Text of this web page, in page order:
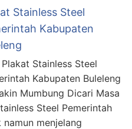
Stainless Steel
Kabupaten
Stainless Steel
Kabupaten Buleleng
Mumbung Dicari Masa
Steel Pemerintah
menjelang